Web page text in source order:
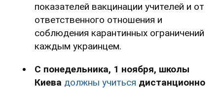
показателей вакцинации учителей и от
ответственного отношения и
соблюдения карантинных ограничений
каждым украинцем.
С понедельника, 1 ноября, школы
Киева должны учиться дистанционно